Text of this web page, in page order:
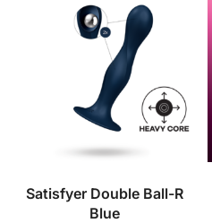
Satisfyer Double Ball-R
Blue